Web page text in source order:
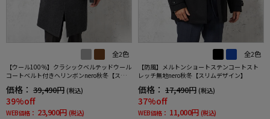
全2色
【ウール100％】クラシックベルテッドウール
コートベルト付きヘリンボンnero秋冬【スリ
ムデザイン】
価格： 39,490円 (税込)
39%off
WEB価格： 23,900円 (税込)
全2色
【防風】メルトンショートステンコートスト
レッチ無地nero秋冬【スリムデザイン】
価格： 17,490円 (税込)
37%off
WEB価格： 11,000円 (税込)